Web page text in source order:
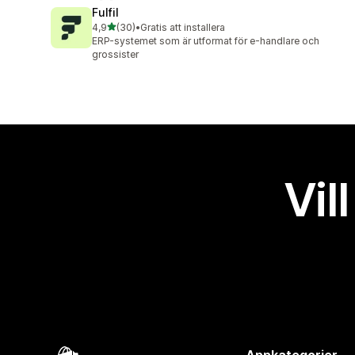
Fulfil
4,9av 5 stjärnor
(30)
30 recensioner totalt
•Gratis att installera
ERP-systemet som är utformat för e-handlare och
grossister